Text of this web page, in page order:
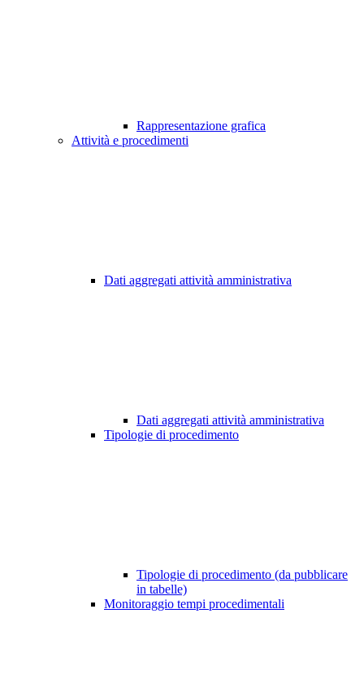
Rappresentazione grafica
Attività e procedimenti
Dati aggregati attività amministrativa
Dati aggregati attività amministrativa
Tipologie di procedimento
Tipologie di procedimento (da pubblicare
in tabelle)
Monitoraggio tempi procedimentali